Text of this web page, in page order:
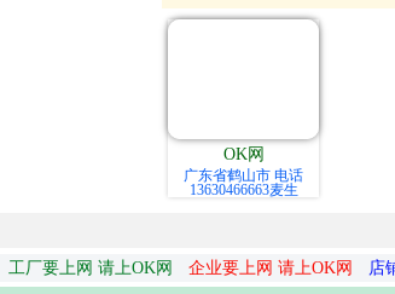
OK网
广东省鹤山市 电话
13630466663麦生
工厂要上网 请上OK网
企业要上网 请上OK网 店